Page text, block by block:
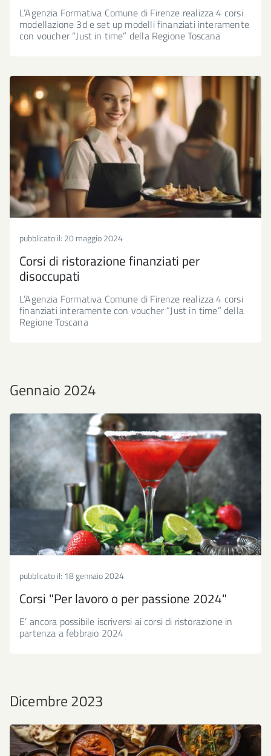
L’Agenzia Formativa Comune di Firenze realizza 4 corsi
modellazione 3d e set up modelli finanziati interamente
con voucher “Just in time” della Regione Toscana
pubblicato il: 20 maggio 2024
Corsi di ristorazione finanziati per
disoccupati
L’Agenzia Formativa Comune di Firenze realizza 4 corsi
finanziati interamente con voucher “Just in time” della
Regione Toscana
Gennaio 2024
pubblicato il: 18 gennaio 2024
Corsi "Per lavoro o per passione 2024"
E’ ancora possibile iscriversi ai corsi di ristorazione in
partenza a febbraio 2024
Dicembre 2023